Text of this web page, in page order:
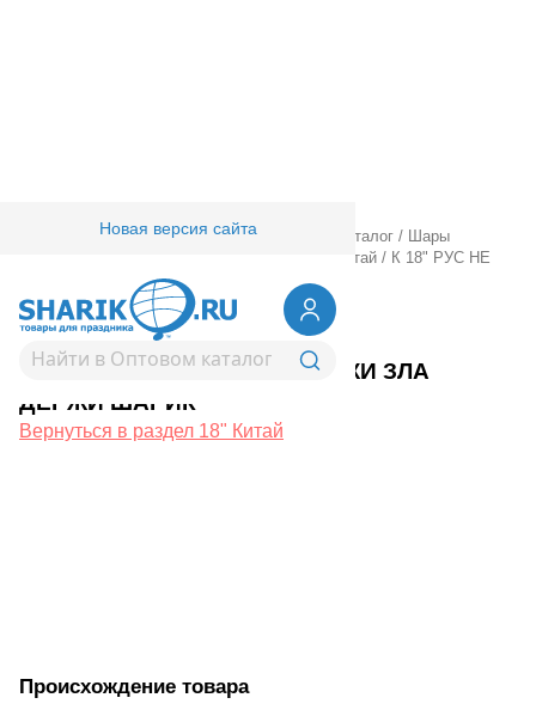
Новая версия сайта
Товары для праздника/ Оптовый каталог /
Шары
18" Китай / К 18" РУС НЕ
ДЕРЖИ ЗЛА ДЕРЖИ ШАРИК
1202-4232К 18" РУС НЕ ДЕРЖИ ЗЛА
ДЕРЖИ ШАРИК
Вернуться в раздел 18" Китай
Происхождение товара